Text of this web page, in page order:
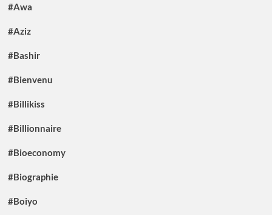
#Awa
#Aziz
#Bashir
#Bienvenu
#Billikiss
#Billionnaire
#Bioeconomy
#Biographie
#Boiyo